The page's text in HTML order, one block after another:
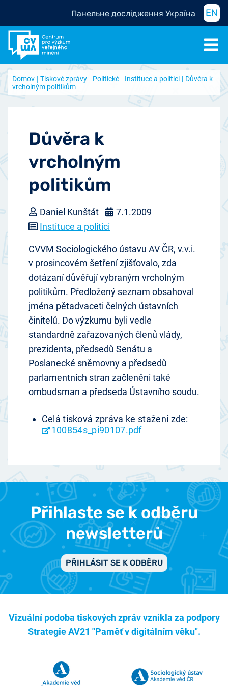
Панельне дослідження Україна EN
Domov Tiskové zprávy Politické Instituce a politici
Důvěra k
vrcholným politikům
Důvěra k
vrcholným
politikům
Daniel Kunštát
7.1.2009
Instituce a politici
CVVM Sociologického ústavu AV ČR, v.v.i.
v prosincovém šetření zjišťovalo, zda
dotázaní důvěřují vybraným vrcholným
politikům. Předložený seznam obsahoval
jména pětadvaceti čelných ústavních
činitelů. Do výzkumu byli vedle
standardně zařazovaných členů vlády,
prezidenta, předsedů Senátu a
Poslanecké sněmovny a předsedů
parlamentních stran začleněni také
ombudsman a předseda Ústavního soudu.
Celá tisková zpráva ke stažení zde:
100854s_pi90107.pdf
Přihlaste se k odběru
newsletterů
PŘIHLÁSIT SE K ODBĚRU
Vizuální podoba tiskových zpráv vznikla za podpory
Strategie AV21 "Paměť v digitálním věku".